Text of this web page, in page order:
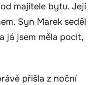
majitele bytu. Její
Syn Marek seděl
já jsem měla pocit,
přišla z noční